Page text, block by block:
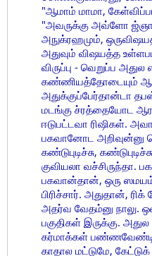
"ஆமாம் மாமா,
"அவருக்கு அவ்ளோ
அநுக்ரஹமும்,
அதுவும் விஷயத்த
விருப்பு - வெறுப்ப
கண்ணியத்தோடையும்
அதுக்குப்பேர்தான்டா
மடங்கு ச்ரத்தையோட
ஈடுபட்டவா ரிஷிகள்.
பகவானோட
கண்டுபுடிச்சு,
குவியலா
பகவான்தான், ஒரு
பிரிச்சார். அதுதான்,
அதர்வ வேதம்னு நாலு.
பகுதிகள் இருக்கு.
கர்மாக்கள்
காதால மட்டுமே,